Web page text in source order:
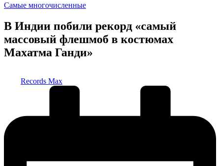
Опубликовано
Самые многочисленные
В Индии побили рекорд «самый
массовый флешмоб в костюмах
Махатма Ганди»
Records Max